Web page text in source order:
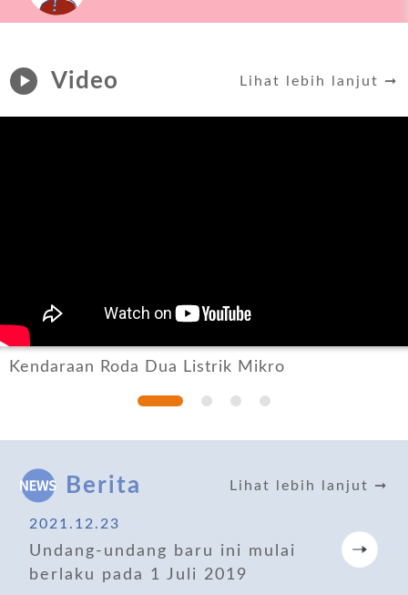
Video Lihat lebih lanjut ➞
Kendaraan Roda Dua Listrik Mikro
Berita Lihat lebih lanjut ➞
2021.12.23
Undang-undang baru ini mulai
berlaku pada 1 Juli 2019